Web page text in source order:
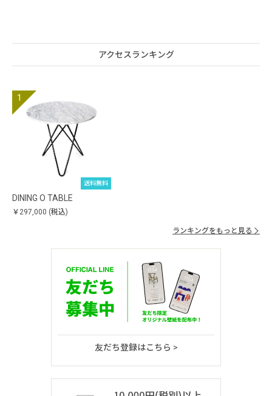
アクセスランキング
送料無料
DINING O TABLE
￥297,000 (税込)
ランキングをもっと見る
友だち登録はこちら >